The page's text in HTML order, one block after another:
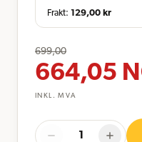
Frakt: 129,00 kr
699,00
664,05
INKL. MVA